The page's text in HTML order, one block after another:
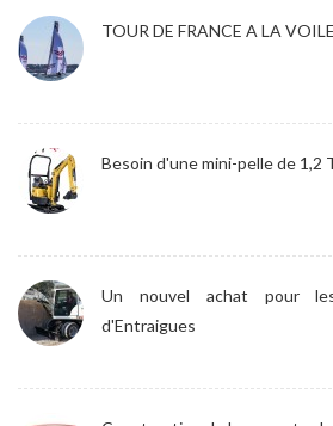
TOUR DE FRANCE A LA VOILE
Besoin d'une mini-pelle de 1,2
Un nouvel achat pour
d'Entraigues